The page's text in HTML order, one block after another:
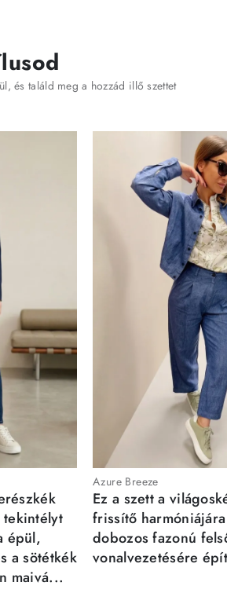
és találd meg a hozzád illő szettet
épül,
a sötétkék
maivá...
Azure Breeze
Ez a szett a
frissítő
dobozos fazonú
vonalvezetésére